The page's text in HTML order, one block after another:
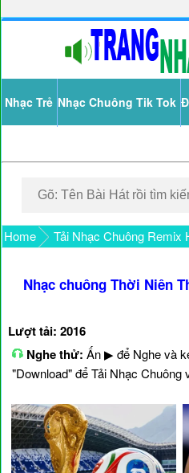
Nhạc Trẻ Nhạc Chuông Tik Tok
Home Tải Nhạc Chuông Remix
Nhạc chuông Thời Niên
Lượt tải: 2016
Nghe thử: Ấn ▶ để Nghe và
"Download" để Tải Nhạc Chuông